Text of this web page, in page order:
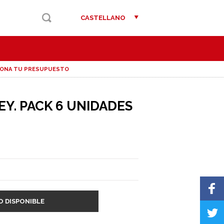
CASTELLANO
TU PRESUPUESTO
PACK 6 UNIDADES
DISPONIBLE